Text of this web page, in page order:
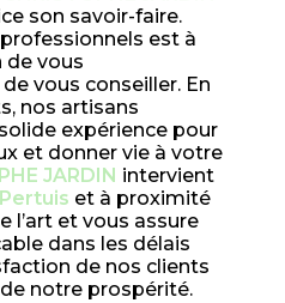
son savoir-faire.
est à
de vous
vous conseiller. En
nos artisans
expérience pour
et donner vie à votre
JARDIN intervient
et à proximité
l’art et vous assure
dans les délais
de nos clients
notre prospérité.